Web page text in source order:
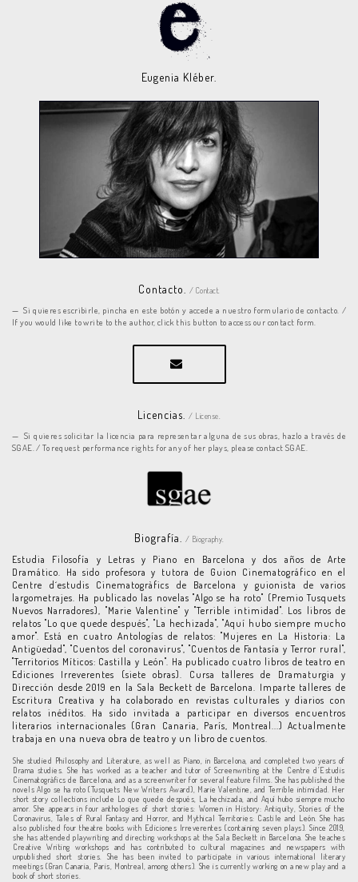
Eugenia Kléber.
Contacto. / Contact.
Si quieres escribirle, pincha en este botón y accede a nuestro formulario de contacto. /
If you would like to write to the author, click this button to access our contact form.
Licencias. / License.
Si quieres solicitar la licencia para representar alguna de sus obras, hazlo a través de
SGAE. / To request performance rights for any of her plays, please contact SGAE.
Biografía. / Biography.
Estudia Filosofía y Letras y Piano en Barcelona y dos años de Arte
Dramático. Ha sido profesora y tutora de Guion Cinematográfico en el
Centre d´estudis Cinematogràfics de Barcelona y guionista de varios
largometrajes. Ha publicado las novelas "Algo se ha roto" (Premio Tusquets
Nuevos Narradores), "Marie Valentine" y "Terrible intimidad". Los libros de
relatos "Lo que quede después", "La hechizada", "Aquí hubo siempre mucho
amor". Está en cuatro Antologías de relatos: "Mujeres en La Historia: La
Antigüedad", "Cuentos del coronavirus", "Cuentos de Fantasía y Terror rural",
"Territorios Míticos: Castilla y León". Ha publicado cuatro libros de teatro en
Ediciones Irreverentes (siete obras). Cursa talleres de Dramaturgia y
Dirección desde 2019 en la Sala Beckett de Barcelona. Imparte talleres de
Escritura Creativa y ha colaborado en revistas culturales y diarios con
relatos inéditos. Ha sido invitada a participar en diversos encuentros
literarios internacionales (Gran Canaria, París, Montreal...) Actualmente
trabaja en una nueva obra de teatro y un libro de cuentos.
She studied Philosophy and Literature, as well as Piano, in Barcelona, and completed two years of
Drama studies. She has worked as a teacher and tutor of Screenwriting at the Centre d’Estudis
Cinematogràfics de Barcelona, and as a screenwriter for several feature films. She has published the
novels Algo se ha roto (Tusquets New Writers Award), Marie Valentine, and Terrible intimidad. Her
short story collections include Lo que quede después, La hechizada, and Aquí hubo siempre mucho
amor. She appears in four anthologies of short stories: Women in History: Antiquity, Stories of the
Coronavirus, Tales of Rural Fantasy and Horror, and Mythical Territories: Castile and León. She has
also published four theatre books with Ediciones Irreverentes (containing seven plays). Since 2019,
she has attended playwriting and directing workshops at the Sala Beckett in Barcelona. She teaches
Creative Writing workshops and has contributed to cultural magazines and newspapers with
unpublished short stories. She has been invited to participate in various international literary
meetings (Gran Canaria, Paris, Montreal, among others). She is currently working on a new play and a
book of short stories.